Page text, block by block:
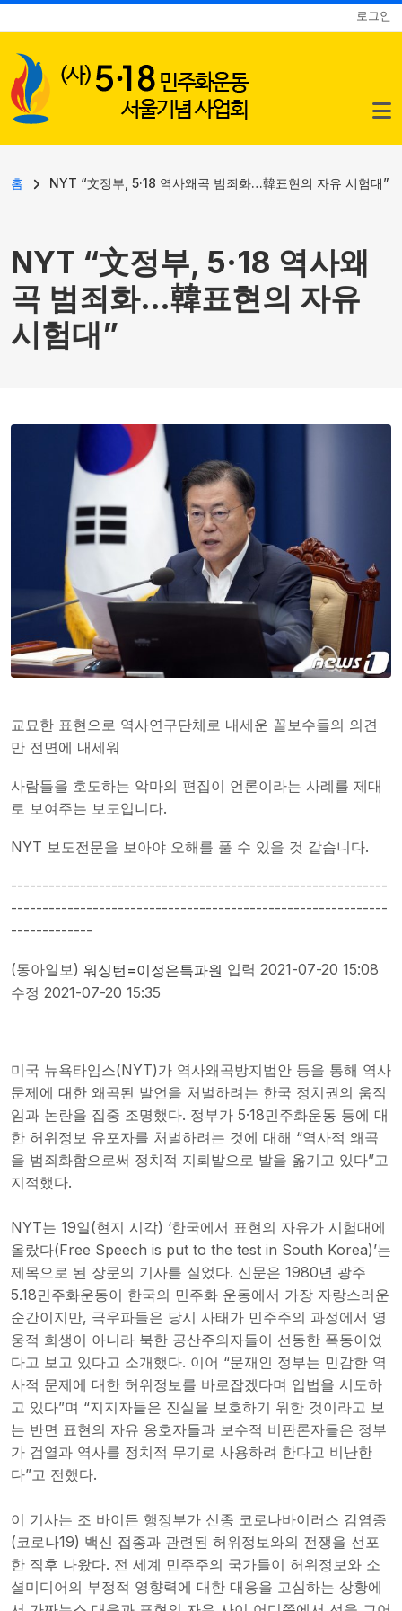
주요 콘텐츠로 건너뛰기
사용자 계정 메뉴 로그인
이동 경로
홈 NYT “文정부, 5·18 역사왜곡 범죄화…韓표현의 자유 시험대”
NYT “文정부, 5·18 역사왜
곡 범죄화…韓표현의 자유
시험대”
교묘한 표현으로 역사연구단체로 내세운 꼴보수들의 의견
만 전면에 내세워
사람들을 호도하는 악마의 편집이 언론이라는 사례를 제대
로 보여주는 보도입니다.
NYT 보도전문을 보아야 오해를 풀 수 있을 것 같습니다.
------------------------------------------------------------
------------------------------------------------------------
-------------
(동아일보) 워싱턴=이정은특파원 입력 2021-07-20 15:08
수정 2021-07-20 15:35
미국 뉴욕타임스(NYT)가 역사왜곡방지법안 등을 통해 역사
문제에 대한 왜곡된 발언을 처벌하려는 한국 정치권의 움직
임과 논란을 집중 조명했다. 정부가 5·18민주화운동 등에 대
한 허위정보 유포자를 처벌하려는 것에 대해 “역사적 왜곡
을 범죄화함으로써 정치적 지뢰밭으로 발을 옮기고 있다”고
지적했다.
NYT는 19일(현지 시각) ‘한국에서 표현의 자유가 시험대에
올랐다(Free Speech is put to the test in South Korea)’는
제목으로 된 장문의 기사를 실었다. 신문은 1980년 광주
5.18민주화운동이 한국의 민주화 운동에서 가장 자랑스러운
순간이지만, 극우파들은 당시 사태가 민주주의 과정에서 영
웅적 희생이 아니라 북한 공산주의자들이 선동한 폭동이었
다고 보고 있다고 소개했다. 이어 “문재인 정부는 민감한 역
사적 문제에 대한 허위정보를 바로잡겠다며 입법을 시도하
고 있다”며 “지지자들은 진실을 보호하기 위한 것이라고 보
는 반면 표현의 자유 옹호자들과 보수적 비판론자들은 정부
가 검열과 역사를 정치적 무기로 사용하려 한다고 비난한
다”고 전했다.
이 기사는 조 바이든 행정부가 신종 코로나바이러스 감염증
(코로나19) 백신 접종과 관련된 허위정보와의 전쟁을 선포
한 직후 나왔다. 전 세계 민주주의 국가들이 허위정보와 소
셜미디어의 부정적 영향력에 대한 대응을 고심하는 상황에